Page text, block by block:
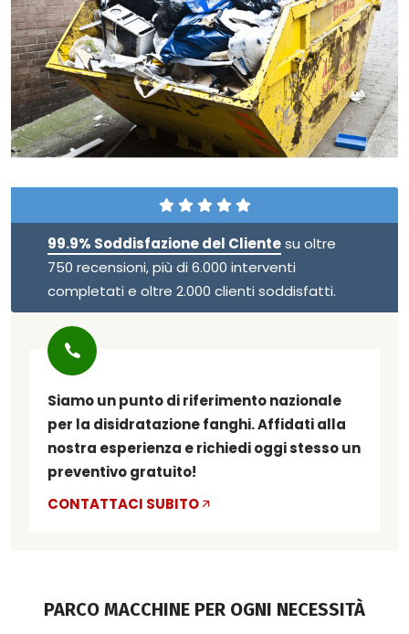
99.9% Soddisfazione del Clientesu oltre
750 recensioni, più di 6.000 interventi
completati e oltre 2.000 clienti soddisfatti.
Siamo un punto di riferimento nazionale
per la disidratazione fanghi. Affidati alla
nostra esperienza e richiedi oggi stesso un
preventivo gratuito!
CONTATTACI SUBITO
PARCO MACCHINE PER OGNI NECESSITÀ